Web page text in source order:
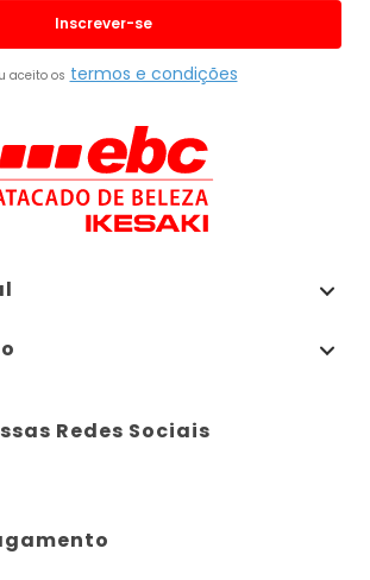
Inscrever-se
aceito os termos e condições
Redes Sociais